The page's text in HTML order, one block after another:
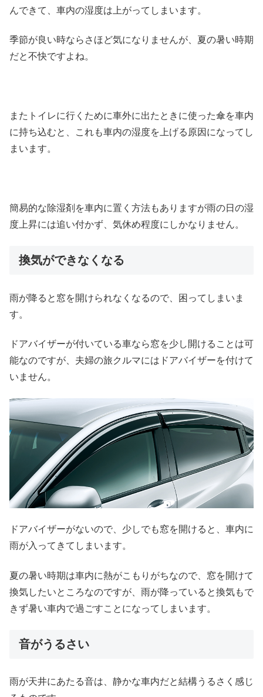
んできて、車内の湿度は上がってしまいます。
季節が良い時ならさほど気になりませんが、夏の暑い時期
だと不快ですよね。
またトイレに行くために車外に出たときに使った傘を車内
に持ち込むと、これも車内の湿度を上げる原因になってし
まいます。
簡易的な除湿剤を車内に置く方法もありますが雨の日の湿
度上昇には追い付かず、気休め程度にしかなりません。
換気ができなくなる
雨が降ると窓を開けられなくなるので、困ってしまいま
す。
ドアバイザーが付いている車なら窓を少し開けることは可
能なのですが、夫婦の旅クルマにはドアバイザーを付けて
いません。
ドアバイザーがないので、少しでも窓を開けると、車内に
雨が入ってきてしまいます。
夏の暑い時期は車内に熱がこもりがちなので、窓を開けて
換気したいところなのですが、雨が降っていると換気もで
きず暑い車内で過ごすことになってしまいます。
音がうるさい
雨が天井にあたる音は、静かな車内だと結構うるさく感じ